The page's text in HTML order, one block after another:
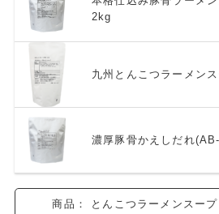
2kg
九州とんこつラーメン
濃厚豚骨かえしだれ